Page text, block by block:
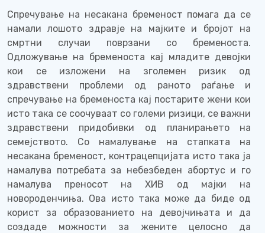
Спречување на несакана бременост помага да се
намали лошото здравје на мајките и бројот на
смртни случаи поврзани со бременоста.
Одложување на бременоста кај младите девојки
кои се изложени на зголемен ризик од
здравствени проблеми од раното раѓање и
спречување на бременоста кај постарите жени кои
исто така се соочуваат со големи ризици, се важни
здравствени придобивки од планирањето на
семејството. Со намалување на стапката на
несакана бременост, контрацепцијата исто така ја
намалува потребата за небезбеден абортус и го
намалува преносот на ХИВ од мајки на
новороденчиња. Ова исто така може да биде од
корист за образованието на девојчињата и да
создаде можности за жените целосно да